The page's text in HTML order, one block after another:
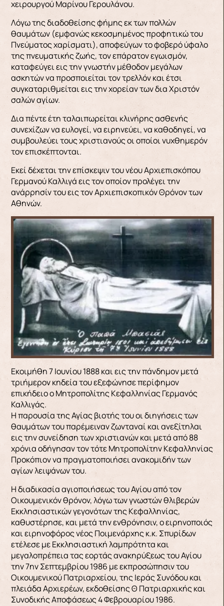
χειρουργού Μαρίνου Γερουλάνου.
Λόγω της διαδοθείσης φήμης εκ των πολλών
θαυμάτων (εμφανώς κεκοσμημένος προφητικώ του
Πνεύματος χαρίσματι), αποφεύγων το φοβερό ύφαλο
της πνευματικής ζωής, τον επάρατον εγωισμόν,
καταφεύγει εις την γνωστήν μέθοδον μεγάλων
ασκητών να προσποιείται τον τρελλόν και έτσι
συγκαταριθμείται εις την χορείαν των δια Χριστόν
σαλών αγίων.
Δια πέντε έτη ταλαιπωρείται κλινήρης ασθενής
συνεχίζων να ευλογεί, να ειρηνεύει, να καθοδηγεί, να
συμβουλεύει τους χριστιανούς οι οποίοι νυχθημερόν
τον επισκέπτονται.
Εκεί δέχεται την επίσκεψιν του νέου Αρχιεπισκόπου
Γερμανού Καλλιγά εις τον οποίον προλέγει την
ανάρρησίν του εις τον Αρχιεπισκοπικόν Θρόνον των
Αθηνών.
Εκοιμήθη 7 Ιουνίου 1888 και εις την πάνδημον μετά
τριήμερον κηδεία του εξεφώνησε περίφημον
επικήδειο ο Μητροπολίτης Κεφαλληνίας Γερμανός
Καλλιγάς.
Η παρουσία της Αγίας βιοτής του οι διηγήσεις των
θαυμάτων του παρέμειναν ζωνταναί και ανεξίτηλαι
εις την συνείδηση των χριστιανών και μετά από 88
χρόνια οδήγησαν τον τότε Μητροπολίτην Κεφαλληνίας
Προκόπιον να πραγματοποιήσει ανακομιδήν των
αγίων λειψάνων του.
Η διαδικασία αγιοποιήσεως του Αγίου από τον
Οικουμενικόν θρόνον, λόγω των γνωστών θλιβερών
Εκκλησιαστικών γεγονότων της Κεφαλληνίας,
καθυστέρησε, και μετά την ενθρόνησιν, ο ειρηνοποιός
και ειρηνοφόρος νέος Ποιμενάρχης κ.κ. Σπυρίδων
ετέλεσε με Εκκλησιαστική λαμπρότητα και
μεγαλοπρέπεια τας εορτάς ανακηρύξεως του Αγίου
την 7ην Σεπτεμβρίου 1986 με εκπροσώπησιν του
Οικουμενικού Πατριαρχείου, της Ιεράς Συνόδου και
πλειάδα Αρχιερέων, εκδοθείσης Θ Πατριαρχικής και
Συνοδικής Αποφάσεως 4 Φεβρουαρίου 1986.